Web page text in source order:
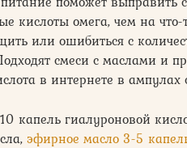
кислоты омега, чем на
или ошибиться с
смеси с маслами и
в интернете в ампулах
10 капель гиалуроновой
эфирное масло 3-5